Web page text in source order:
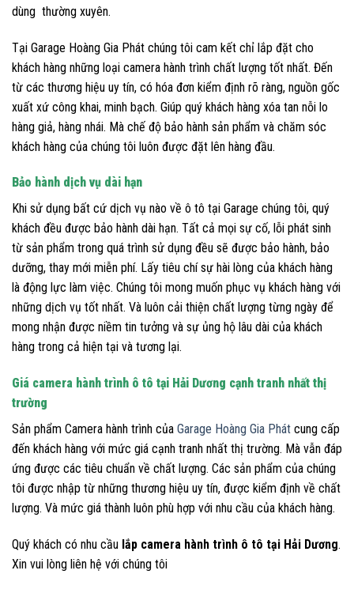
dùng thường xuyên.
Tại Garage Hoàng Gia Phát chúng tôi cam kết chỉ lắp đặt cho
khách hàng những loại camera hành trình chất lượng tốt nhất. Đến
từ các thương hiệu uy tín, có hóa đơn kiểm định rõ ràng, nguồn gốc
xuất xứ công khai, minh bạch. Giúp quý khách hàng xóa tan nỗi lo
hàng giả, hàng nhái. Mà chế độ bảo hành sản phẩm và chăm sóc
khách hàng của chúng tôi luôn được đặt lên hàng đầu.
Bảo hành dịch vụ dài hạn
Khi sử dụng bất cứ dịch vụ nào về ô tô tại Garage chúng tôi, quý
khách đều được bảo hành dài hạn. Tất cả mọi sự cố, lỗi phát sinh
từ sản phẩm trong quá trình sử dụng đều sẽ được bảo hành, bảo
dưỡng, thay mới miễn phí. Lấy tiêu chí sự hài lòng của khách hàng
là động lực làm việc. Chúng tôi mong muốn phục vụ khách hàng với
những dịch vụ tốt nhất. Và luôn cải thiện chất lượng từng ngày để
mong nhận được niềm tin tưởng và sự ủng hộ lâu dài của khách
hàng trong cả hiện tại và tương lại.
Giá camera hành trình ô tô tại Hải Dương cạnh tranh nhất thị
trường
Sản phẩm Camera hành trình của Garage Hoàng Gia Phát cung cấp
đến khách hàng với mức giá cạnh tranh nhất thị trường. Mà vẫn đáp
ứng được các tiêu chuẩn về chất lượng. Các sản phẩm của chúng
tôi được nhập từ những thương hiệu uy tín, được kiểm định về chất
lượng. Và mức giá thành luôn phù hợp với nhu cầu của khách hàng.
Quý khách có nhu cầu lắp camera hành trình ô tô tại Hải Dương.
Xin vui lòng liên hệ với chúng tôi